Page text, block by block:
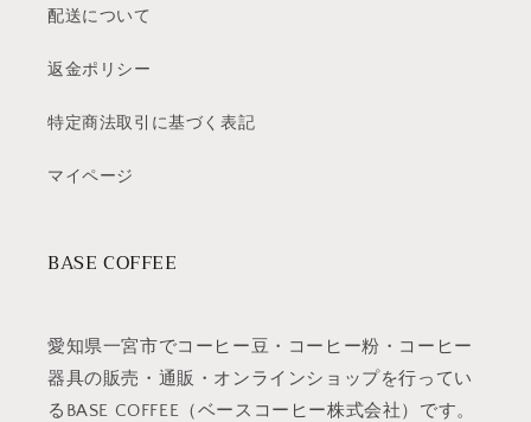
配送について
返金ポリシー
特定商法取引に基づく表記
マイページ
BASE COFFEE
愛知県一宮市でコーヒー豆・コーヒー粉・コーヒー
器具の販売・通販・オンラインショップを行ってい
るBASE COFFEE（ベースコーヒー株式会社）です。